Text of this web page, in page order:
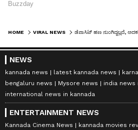
HOME VIRAL NEWS
NEWS
kannada news latest kannada news
bengaluru news
Mysore news
india news
international news in kannada
ENTERTAINMENT NEWS
Kannada Cinema News kannada movies